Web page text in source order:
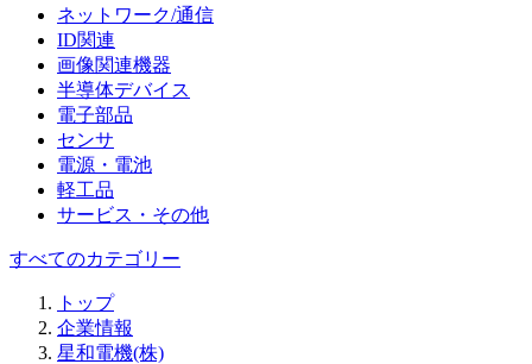
ネットワーク/通信
ID関連
画像関連機器
半導体デバイス
電子部品
センサ
電源・電池
軽工品
サービス・その他
すべてのカテゴリー
トップ
企業情報
星和電機(株)